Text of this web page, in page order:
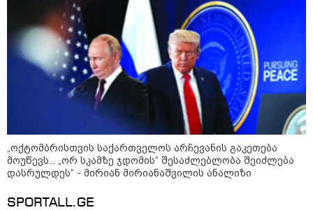
მოგიტანთ.
როგორ მოვამზადოთ
ვეგეტარიანული ფალაფელი
რა უნდა გავაკეთოთ პირველ
„ოქტომბრისთვის საქართველოს არჩევანის გაკეთება
მოუწევს... „ორ სკამზე ჯდომის“ შესაძლებლობა შეიძლება
დასრულდეს“ - მირიან მირიანაშვილის ანალიზი
SPORTALL.GE